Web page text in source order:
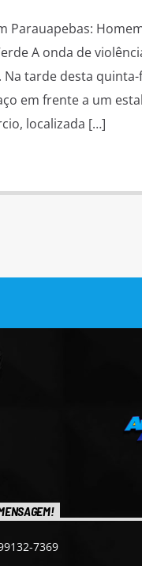
Parauapebas:
A onda de
tarde desta
em frente a um
localizada […]
7369